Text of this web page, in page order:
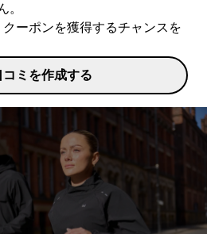
。
ーポンを獲得するチャンスを
コミを作成する